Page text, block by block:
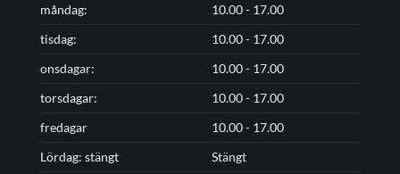
måndag:
10.00 - 17.00
tisdag:
10.00 - 17.00
onsdagar:
10.00 - 17.00
torsdagar:
10.00 - 17.00
fredagar
10.00 - 17.00
Lördag: stängt
Stängt